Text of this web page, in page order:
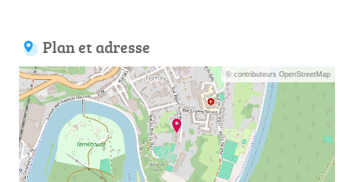
Plan et adresse
© contributeurs OpenStreetMap